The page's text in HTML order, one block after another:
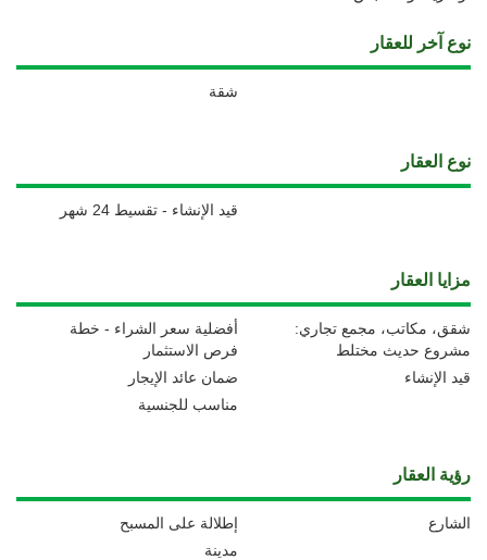
نوع آخر للعقار
شقة
نوع العقار
قيد الإنشاء - تقسيط 24 شهر
مزايا العقار
أفضلية سعر الشراء - خطة
فرص الاستثمار
شقق، مكاتب، مجمع تجاري:
مشروع حديث مختلط
ضمان عائد الإيجار
قيد الإنشاء
مناسب للجنسية
رؤية العقار
إطلالة على المسبح
الشارع
مدينة